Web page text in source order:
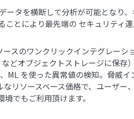
タを横断して分析が可能となり
とにより最先端の セキュリティ
のワンクリックインテグレーシ
オブジェクトストレージに保存
を使った異常値の検知。脅威
ソースベース価格で、ユーザー
でもご利⽤頂けます。